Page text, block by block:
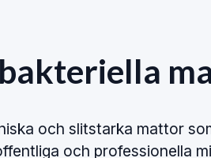
och slitstarka mattor
och professionella